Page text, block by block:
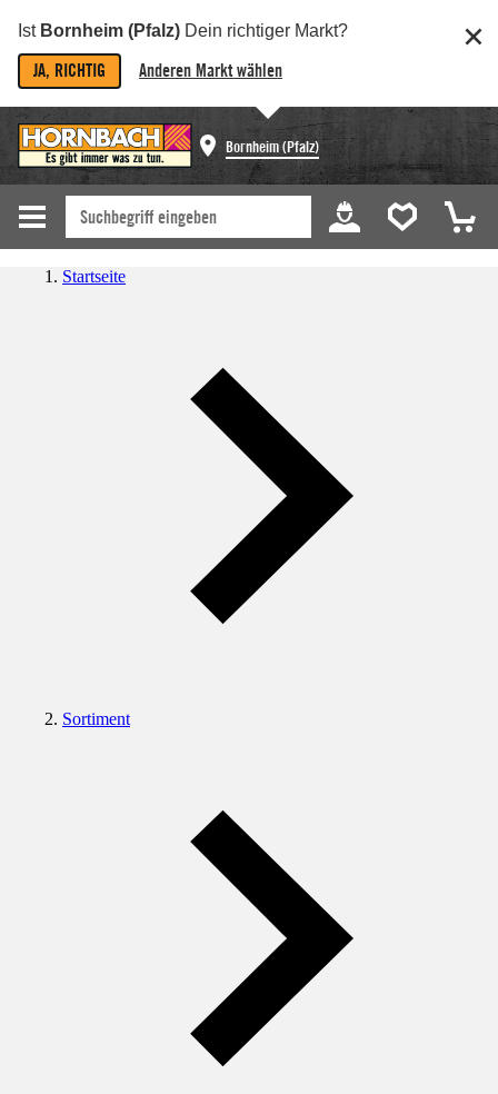
Ist Bornheim (Pfalz) Dein richtiger Markt?
JA, RICHTIG Anderen Markt wählen
Bornheim (Pfalz)
Startseite
Sortiment